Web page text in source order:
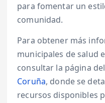
para fomentar un
comunidad.
Para obtener más
municipales de salud
consultar la página
Coruña, donde se
recursos disponibles